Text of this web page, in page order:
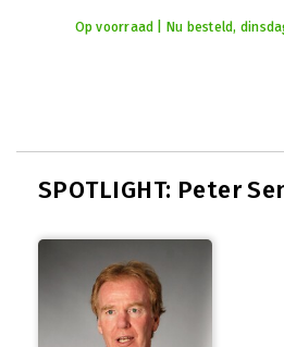
Op voorraad | Nu besteld,
SPOTLIGHT: Peter